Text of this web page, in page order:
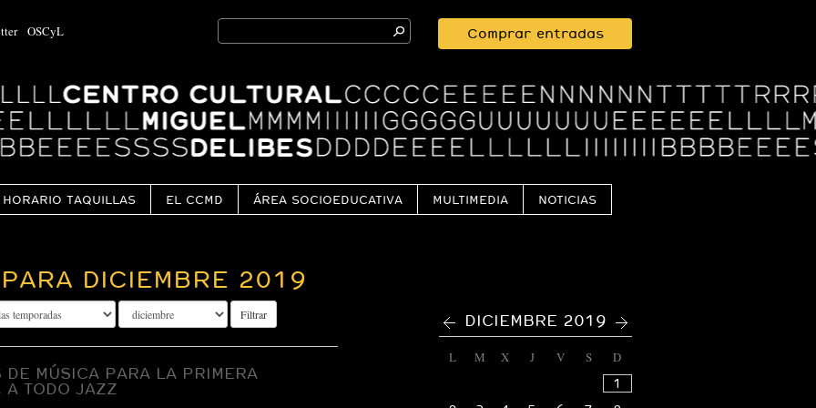
OSCyL
Search
for:
Comprar entradas
HORARIO TAQUILLAS EL CCMD ÁREA SOCIOEDUCATIVA MULTIMEDIA NOTICIAS
DICIEMBRE 2019
Filtrar
DE MÚSICA PARA LA PRIMERA
A TODO JAZZ
>
DICIEMBRE 2019
L M X J V S
D
1